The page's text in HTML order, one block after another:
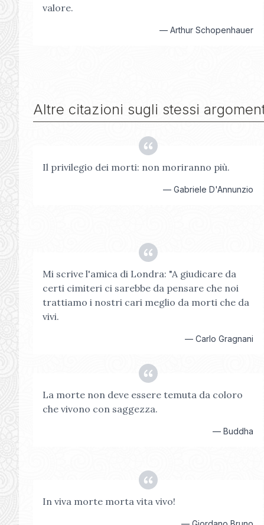
valore.
—Arthur Schopenhauer
Altre citazioni sugli stessi
Il privilegio dei morti: non moriranno più.
—Gabriele D'Annunzio
Mi scrive l'amica di Londra: "A giudicare da
certi cimiteri ci sarebbe da pensare che noi
trattiamo i nostri cari meglio da morti che da
vivi.
—Carlo Gragnani
La morte non deve essere temuta da coloro
che vivono con saggezza.
—Buddha
In viva morte morta vita vivo!